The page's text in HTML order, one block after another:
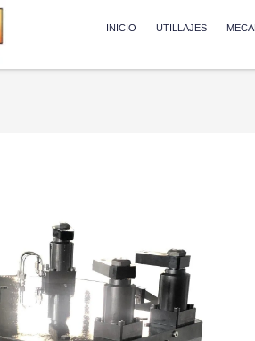
INICIO UTILLAJES